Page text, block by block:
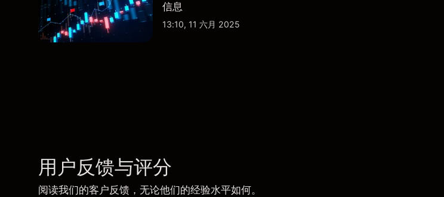
信息
13:10, 11 六月 2025
用户反馈与评分
阅读我们的客户反馈，无论他们的经验水平如何。